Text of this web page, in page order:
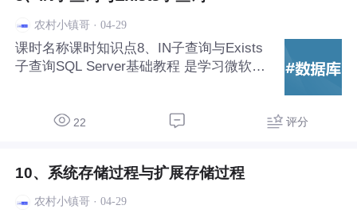
农村小镇哥 · 04-29
课时名称课时知识点8、IN子查询与Exists
子查询SQL Server基础教程‌ 是学习微软关
数据存储、查询与管理的核心技能。
22 评分
10、系统存储过程与扩展存储过程
农村小镇哥 · 04-29